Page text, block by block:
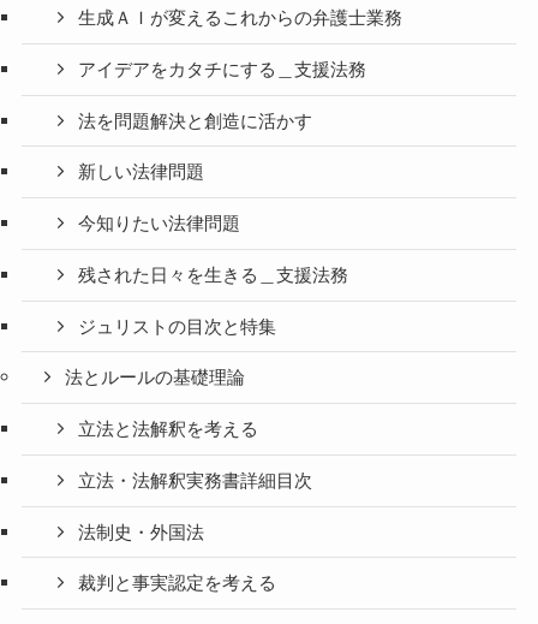
生成ＡＩが変えるこれからの弁護士業務
アイデアをカタチにする＿支援法務
法を問題解決と創造に活かす
新しい法律問題
今知りたい法律問題
残された日々を生きる＿支援法務
ジュリストの目次と特集
法とルールの基礎理論
立法と法解釈を考える
立法・法解釈実務書詳細目次
法制史・外国法
裁判と事実認定を考える